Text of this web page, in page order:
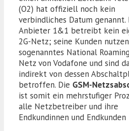
(O2) hat offiziell noch kein
verbindliches Datum genannt.
Anbieter 1&1 betreibt kein
2G-Netz; seine Kunden
sogenanntes National
Netz von Vodafone und sind
indirekt von dessen
betroffen. Die GSM-
ist somit ein mehrstufiger
alle Netzbetreiber und ihre
Endkundinnen und